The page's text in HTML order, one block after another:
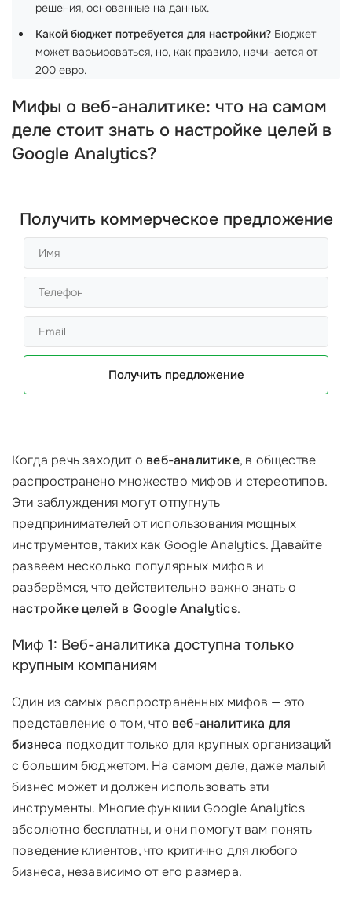
решения, основанные на данных.
Какой бюджет потребуется для настройки? Бюджет
может варьироваться, но, как правило, начинается от
200 евро.
Мифы о веб-аналитике: что на самом
деле стоит знать о настройке целей в
Google Analytics?
Получить коммерческое предложение
Получить предложение
Когда речь заходит о веб-аналитике, в обществе
распространено множество мифов и стереотипов.
Эти заблуждения могут отпугнуть
предпринимателей от использования мощных
инструментов, таких как Google Analytics. Давайте
развеем несколько популярных мифов и
разберёмся, что действительно важно знать о
настройке целей в Google Analytics.
Миф 1: Веб-аналитика доступна только
крупным компаниям
Один из самых распространённых мифов — это
представление о том, что веб-аналитика для
бизнеса подходит только для крупных организаций
с большим бюджетом. На самом деле, даже малый
бизнес может и должен использовать эти
инструменты. Многие функции Google Analytics
абсолютно бесплатны, и они помогут вам понять
поведение клиентов, что критично для любого
бизнеса, независимо от его размера.